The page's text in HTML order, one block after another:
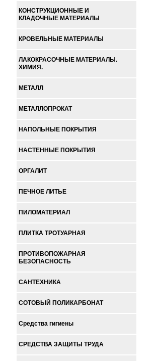
КОНСТРУКЦИОННЫЕ И
КЛАДОЧНЫЕ МАТЕРИАЛЫ
КРОВЕЛЬНЫЕ МАТЕРИАЛЫ
ЛАКОКРАСОЧНЫЕ МАТЕРИАЛЫ.
ХИМИЯ.
МЕТАЛЛ
МЕТАЛЛОПРОКАТ
НАПОЛЬНЫЕ ПОКРЫТИЯ
НАСТЕННЫЕ ПОКРЫТИЯ
ОРГАЛИТ
ПЕЧНОЕ ЛИТЬЕ
ПИЛОМАТЕРИАЛ
ПЛИТКА ТРОТУАРНАЯ
ПРОТИВОПОЖАРНАЯ
БЕЗОПАСНОСТЬ
САНТЕХНИКА
СОТОВЫЙ ПОЛИКАРБОНАТ
Средства гигиены
СРЕДСТВА ЗАЩИТЫ ТРУДА